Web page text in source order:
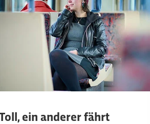
ein anderer fährt